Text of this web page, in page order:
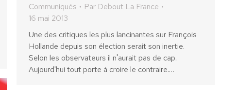
Communiqués Par Debout La France
16 mai 2013
Une des critiques les plus lancinantes sur François
Hollande depuis son élection serait son inertie.
Selon les observateurs il n'aurait pas de cap.
Aujourd'hui tout porte à croire le contraire.…